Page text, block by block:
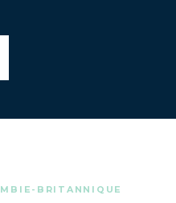
BRITANNIQUE